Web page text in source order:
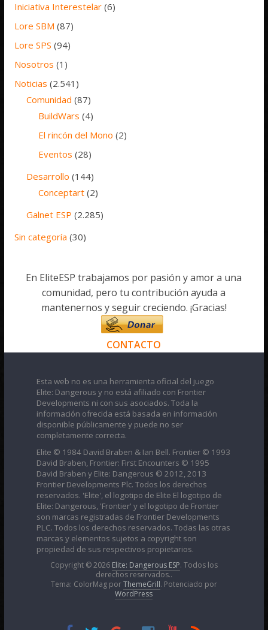
Iniciativa Interestelar (6)
Lore SBM (87)
Lore SPS (94)
Nosotros (1)
Noticias (2.541)
Comunidad (87)
BuildWars (4)
El rincón del Mono (2)
Eventos (28)
Desarrollo (144)
Conceptart (2)
Galnet ESP (2.285)
Sin categoría (30)
En EliteESP trabajamos por pasión y amor a una
comunidad, pero tu contribución ayuda a
mantenernos y seguir creciendo. ¡Gracias!
CONTACTO
Esta web no es una herramienta oficial del juego
Elite: Dangerous y no está afiliado con Frontier
Developments ni con sus asociados. Toda la
información ofrecida está basada en información
disponible públicamente y puede no ser
completamente correcta.
Elite © 1984 David Braben & Ian Bell. Frontier © 1993
David Braben, Frontier: First Encounters © 1995
David Braben y Elite: Dangerous © 2012, 2013
Frontier Developments Plc. Todos los derechos
reservados. 'Elite', el logotipo de Elite El logotipo de
Elite: Dangerous, 'Frontier' y el logotipo de Frontier
son marcas registradas de Frontier Developments
PLC. Todos los derechos reservados. Todas las otras
marcas y elementos sujetos a copyright son
propiedad de sus respectivos propietarios.
Copyright © 2026 Elite: Dangerous ESP. Todos los
derechos reservados..
Tema: ColorMag porThemeGrill. Potenciado por
WordPress